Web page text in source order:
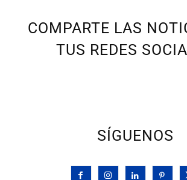
COMPARTE LAS
TUS REDES
SÍGUENOS